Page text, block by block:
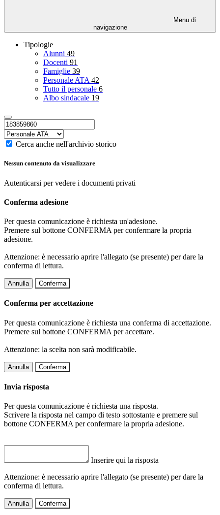
Menu di
navigazione
Tipologie
Alunni 49
Docenti 91
Famiglie 39
Personale ATA 42
Tutto il personale 6
Albo sindacale 19
Cerca anche nell'archivio storico
Nessun contenuto da visualizzare
Autenticarsi per vedere i documenti privati
Conferma adesione
Per questa comunicazione è richiesta un'adesione.
Premere sul bottone CONFERMA per confermare la propria
adesione.
Attenzione: è necessario aprire l'allegato (se presente) per dare la
conferma di lettura.
Annulla Conferma
Conferma per accettazione
Per questa comunicazione è richiesta una conferma di accettazione.
Premere sul bottone CONFERMA per accettare.
Attenzione: la scelta non sarà modificabile.
Annulla Conferma
Invia risposta
Per questa comunicazione è richiesta una risposta.
Scrivere la risposta nel campo di testo sottostante e premere sul
bottone CONFERMA per confermare la propria adesione.
Inserire qui la risposta
Attenzione: è necessario aprire l'allegato (se presente) per dare la
conferma di lettura.
Annulla Conferma